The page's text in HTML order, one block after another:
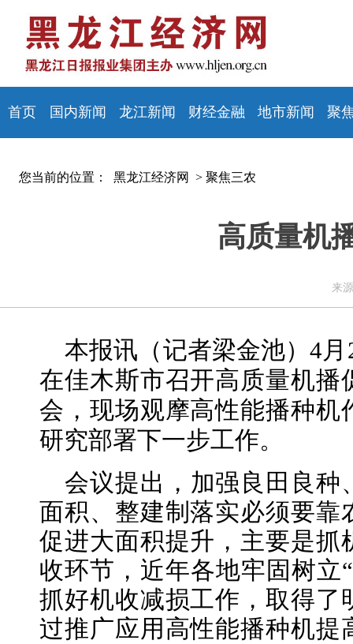
首页 国内新闻 龙江新闻 财经金融 地市新闻 聚
您当前的位置： 黑龙江经济网 > 聚焦三农
高质量机
来
本报讯（记者梁金池）4
在佳木斯市召开高质量机播
会，现场观摩高性能播种
研究部署下一步工作。
会议提出，加强良田良种
面积、整建制落实必须要
促进大面积提升，主要是抓
收环节，近年各地牢固树立
抓好机收减损工作，取得了
过推广应用高性能播种机提